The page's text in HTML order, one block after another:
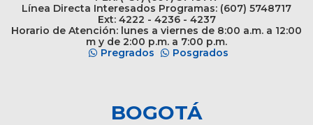
Línea Directa Interesados Programas: (607) 5748717
Ext: 4222 - 4236 - 4237
Horario de Atención: lunes a viernes de 8:00 a.m. a 12:00
m y de 2:00 p.m. a 7:00 p.m.
Pregrados
Posgrados
BOGOTÁ